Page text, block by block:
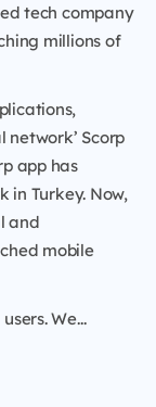
tech company
millions of
network’ Scorp
app has
in Turkey. Now,
and
mobile
We...